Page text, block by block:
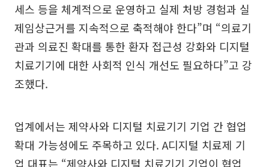
세스 등을 체계적으로 운영하고 실제 처방 경험과 실
제임상근거를 지속적으로 축적해야 한다”며 “의료기
관과 의료진 확대를 통한 환자 접근성 강화와 디지털
치료기기에 대한 사회적 인식 개선도 필요하다”고 강
조했다.
업계에서는 제약사와 디지털 치료기기 기업 간 협업
확대 가능성에도 주목하고 있다. A디지털 치료제 기
업 대표는 “제약사와 디지털 치료기기 기업이 협업